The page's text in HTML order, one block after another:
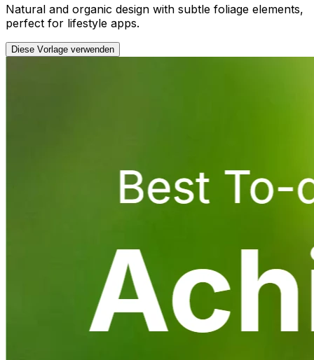
Natural and organic design with subtle foliage elements,
perfect for lifestyle apps.
Diese Vorlage verwenden